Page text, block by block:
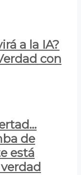
a la IA?
con
de
está